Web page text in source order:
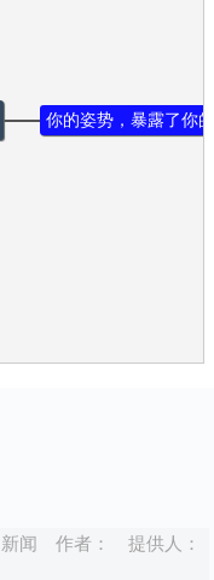
你的姿势，暴露了你
闻 作者：
提供人：